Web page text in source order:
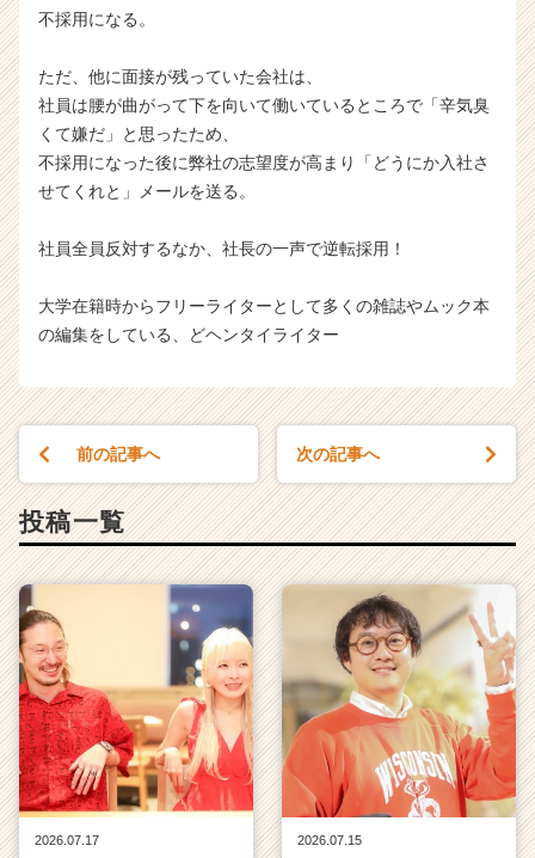
不採用になる。
ただ、他に面接が残っていた会社は、
社員は腰が曲がって下を向いて働いているところで「辛気臭
くて嫌だ」と思ったため、
不採用になった後に弊社の志望度が高まり「どうにか入社さ
せてくれと」メールを送る。
社員全員反対するなか、社長の一声で逆転採用！
大学在籍時からフリーライターとして多くの雑誌やムック本
の編集をしている、どヘンタイライター
前の記事へ 次の記事へ
投稿一覧
2026.07.17
2026.07.15